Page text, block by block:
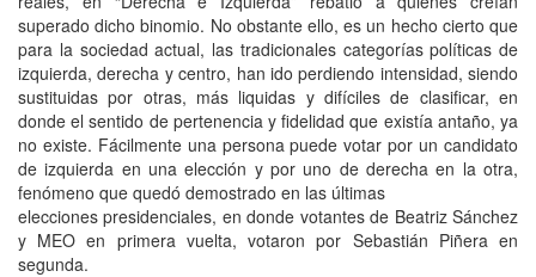
superado dicho binomio. No obstante ello, es un hecho cierto que
para la sociedad actual, las tradicionales categorías políticas de
izquierda, derecha y centro, han ido perdiendo intensidad, siendo
sustituidas por otras, más liquidas y difíciles de clasificar, en
donde el sentido de pertenencia y fidelidad que existía antaño, ya
no existe. Fácilmente una persona puede votar por un candidato
de izquierda en una elección y por uno de derecha en la otra,
fenómeno que quedó demostrado en las últimas
elecciones presidenciales, en donde votantes de Beatriz Sánchez
y MEO en primera vuelta, votaron por Sebastián Piñera en
segunda.